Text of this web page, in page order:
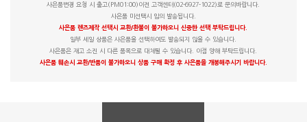
사은품변경 요청 시 출고(PM01:00)이전 고객센터(02-6927-1022)로 문의바랍니다.
사은품 미선택시 임의 발송됩니다.
사은품 렌즈제작 선택시 교환/환불이 불가하오니 신중한 선택 부탁드립니다.
일부 세일 상품은 사은품을 선택하여도 발송되지 않을 수 있습니다.
사은품은 재고 소진 시 다른 품목으로 대체될 수 있습니다. 이점 양해 부탁드립니다.
사은품 훼손시 교환/반품이 불가하오니 상품 구매 확정 후 사은품을 개봉해주시기 바랍니다.